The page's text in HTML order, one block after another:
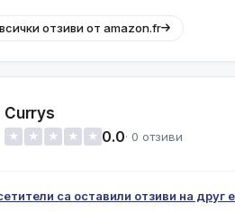
отзиви от amazon.fr
Currys
★ ★ ★ ★ ★ 0.0· 0 отзиви
са оставили отзиви на друг